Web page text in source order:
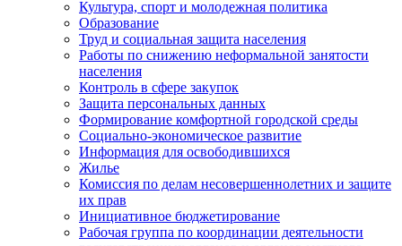
Культура, спорт и молодежная политика
Образование
Труд и социальная защита населения
Работы по снижению неформальной занятости
населения
Контроль в сфере закупок
Защита персональных данных
Формирование комфортной городской среды
Социально-экономическое развитие
Информация для освободившихся
Жилье
Комиссия по делам несовершеннолетних и защите
их прав
Инициативное бюджетирование
Рабочая группа по координации деятельности